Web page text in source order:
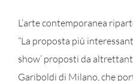
L’arte contemporanea
“La proposta più
show’ proposti da
Gariboldi di Milano, che